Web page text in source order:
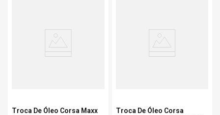
Troca De Óleo Corsa Maxx
Troca De Óleo Corsa